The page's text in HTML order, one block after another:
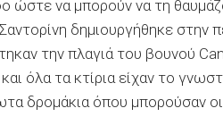
ώστε να μπορούν να τη
δημιουργήθηκε στην
την πλαγιά του βουνού
όλα τα κτίρια είχαν το
δρομάκια όπου μπορούσαν